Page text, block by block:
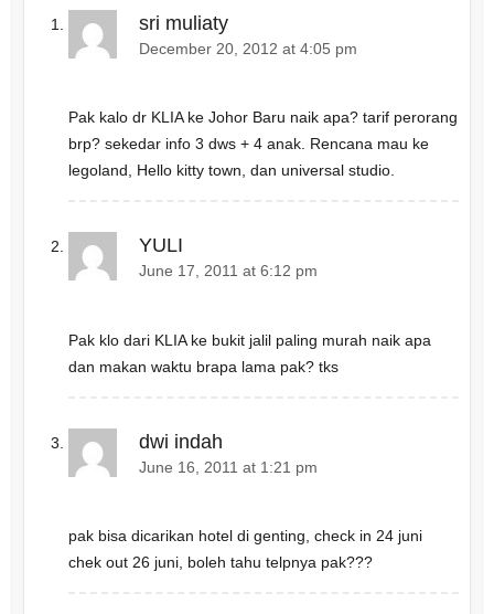
i
e
w
d
o
w
)
n
d
o
w
)
sri muliaty
December 20, 2012 at 4:05 pm
Pak kalo dr KLIA ke Johor Baru naik apa? tarif perorang
brp? sekedar info 3 dws + 4 anak. Rencana mau ke
legoland, Hello kitty town, dan universal studio.
YULI
June 17, 2011 at 6:12 pm
Pak klo dari KLIA ke bukit jalil paling murah naik apa
dan makan waktu brapa lama pak? tks
dwi indah
June 16, 2011 at 1:21 pm
pak bisa dicarikan hotel di genting, check in 24 juni
chek out 26 juni, boleh tahu telpnya pak???